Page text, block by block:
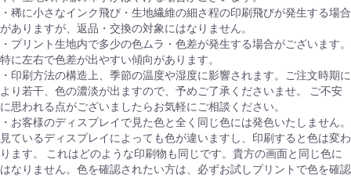
・稀に小さなインク飛び・生地繊維の細さ程の印刷飛びが発生する場合
がありますが、返品・交換の対象にはなりません。
・プリント生地内で多少の色ムラ・色差が発生する場合がございます。
特に左右で色差が出やすい傾向があります。
・印刷方法の構造上、季節の温度や湿度に影響されます。ご注文時期に
より若干、色の濃淡が出ますので、予めご了承くださいませ。 ご不安
に思われる点がございましたらお気軽にご相談ください。
・お客様のディスプレイで見た色と全く同じ色には発色いたしません。
見ているディスプレイによっても色が違いますし、印刷すると色は変わ
ります。 これはどのような印刷物も同じです。貴方の画面と同じ色に
はなりません。色を確認されたい方は、必ずお試しプリントで色を確認